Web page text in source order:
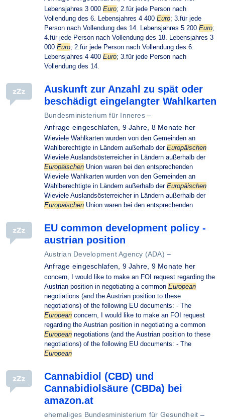
Lebensjahres 3 000 Euro; 2.für jede Person nach
Vollendung des 6. Lebensjahres 4 400 Euro; 3.für jede
Person nach Vollendung des 14. Lebensjahres 5 200 Euro;
4.für jede Person nach Vollendung des 18. Lebensjahres 3
000 Euro; 2.für jede Person nach Vollendung des 6.
Lebensjahres 4 400 Euro; 3.für jede Person nach
Vollendung des 14.
Auskunft zur Anzahl zu spät oder
beschädigt eingelangter Wahlkarten
Bundesministerium für Inneres–
Anfrage eingeschlafen, 9 Jahre, 8 Monate her
Wieviele Wahlkarten wurden von den Gemeinden an
Wahlberechtigte in Ländern außerhalb der Europäischen
Wieviele Auslandsösterreicher in Ländern außerhalb der
Europäischen Union waren bei den entsprechenden
Wieviele Wahlkarten wurden von den Gemeinden an
Wahlberechtigte in Ländern außerhalb der Europäischen
Wieviele Auslandsösterreicher in Ländern außerhalb der
Europäischen Union waren bei den entsprechenden
EU common development policy -
austrian position
Austrian Development Agency (ADA) –
Anfrage eingeschlafen, 9 Jahre, 9 Monate her
concern, I would like to make an FOI request regarding the
Austrian position in negotiating a common European
negotiations (and the Austrian position to these
negotiations) of the following EU documents: - The
European concern, I would like to make an FOI request
regarding the Austrian position in negotiating a common
European negotiations (and the Austrian position to these
negotiations) of the following EU documents: - The
European
Cannabidiol (CBD) und
Cannabidiolsäure (CBDa) bei
amazon.at
ehemaliges Bundesministerium für Gesundheit –